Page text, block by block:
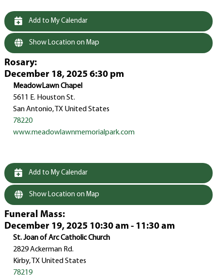
Add to My Calendar
Show Location on Map
Rosary:
December 18, 2025 6:30 pm
MeadowLawn Chapel
5611 E. Houston St.
San Antonio, TX United States
78220
www.meadowlawnmemorialpark.com
Add to My Calendar
Show Location on Map
Funeral Mass:
December 19, 2025 10:30 am - 11:30 am
St. Joan of Arc Catholic Church
2829 Ackerman Rd.
Kirby, TX United States
78219